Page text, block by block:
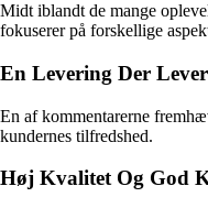
Midt iblandt de mange
fokuserer på forskellige
En Levering Der
En af kommentarerne
kundernes tilfredshed.
Høj Kvalitet Og God